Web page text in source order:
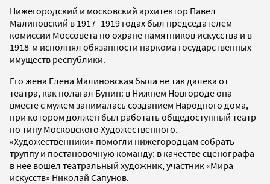
Нижегородский и московский архитектор Павел
Малиновский в 1917–1919 годах был председателем
комиссии Моссовета по охране памятников искусства и в
1918-м исполнял обязанности наркома государственных
имуществ республики.
Его жена Елена Малиновская была не так далека от
театра, как полагал Бунин: в Нижнем Новгороде она
вместе с мужем занималась созданием Народного дома,
при котором должен был работать общедоступный театр
по типу Московского Художественного.
«Художественники» помогли нижегородцам собрать
труппу и постановочную команду: в качестве сценографа
в нее вошел театральный художник, участник «Мира
искусств» Николай Сапунов.